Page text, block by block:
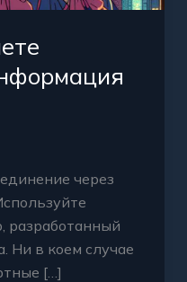
через
разработанный
Ни в коем случае
[…]